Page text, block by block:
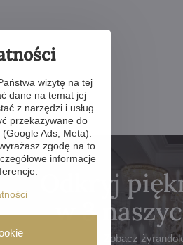
Odkryj
w 3
Zobacz
wizytę na tej
dane na temat jej
z narzędzi i usług
przekazywane do
Ads, Meta).
zgodę na to
informacje